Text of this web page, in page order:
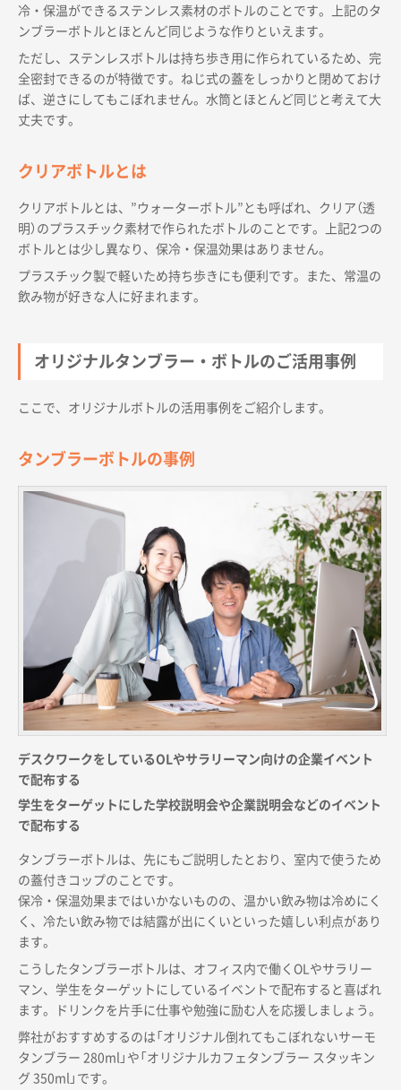
冷・保温ができるステンレス素材のボトルのことです。上記のタ
ンブラーボトルとほとんど同じような作りといえます。
ただし、ステンレスボトルは持ち歩き用に作られているため、完
全密封できるのが特徴です。ねじ式の蓋をしっかりと閉めておけ
ば、逆さにしてもこぼれません。水筒とほとんど同じと考えて大
丈夫です。
クリアボトルとは
クリアボトルとは、”ウォーターボトル”とも呼ばれ、クリア（透
明）のプラスチック素材で作られたボトルのことです。上記2つの
ボトルとは少し異なり、保冷・保温効果はありません。
プラスチック製で軽いため持ち歩きにも便利です。また、常温の
飲み物が好きな人に好まれます。
オリジナルタンブラー・ボトルのご活用事例
ここで、オリジナルボトルの活用事例をご紹介します。
タンブラーボトルの事例
デスクワークをしているOLやサラリーマン向けの企業イベント
で配布する
学生をターゲットにした学校説明会や企業説明会などのイベント
で配布する
タンブラーボトルは、先にもご説明したとおり、室内で使うため
の蓋付きコップのことです。
保冷・保温効果まではいかないものの、温かい飲み物は冷めにく
く、冷たい飲み物では結露が出にくいといった嬉しい利点があり
ます。
こうしたタンブラーボトルは、オフィス内で働くOLやサラリー
マン、学生をターゲットにしているイベントで配布すると喜ばれ
ます。ドリンクを片手に仕事や勉強に励む人を応援しましょう。
弊社がおすすめするのは「オリジナル倒れてもこぼれないサーモ
タンブラー 280ml」や「オリジナルカフェタンブラー スタッキン
グ 350ml」です。